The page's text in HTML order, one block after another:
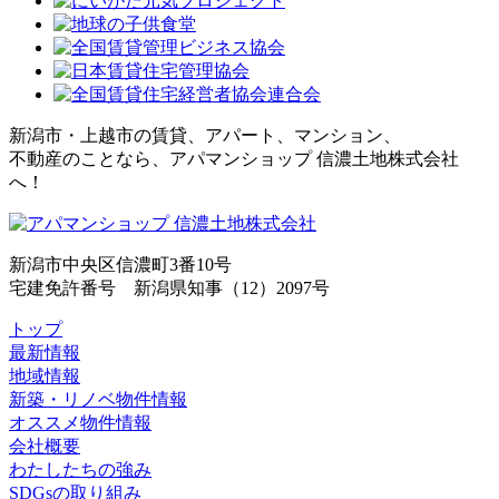
新潟市・上越市の賃貸、アパート、マンション、
不動産のことなら、アパマンショップ 信濃土地株式会社
へ！
新潟市中央区信濃町3番10号
宅建免許番号 新潟県知事（12）2097号
トップ
最新情報
地域情報
新築・リノベ物件情報
オススメ物件情報
会社概要
わたしたちの強み
SDGsの取り組み